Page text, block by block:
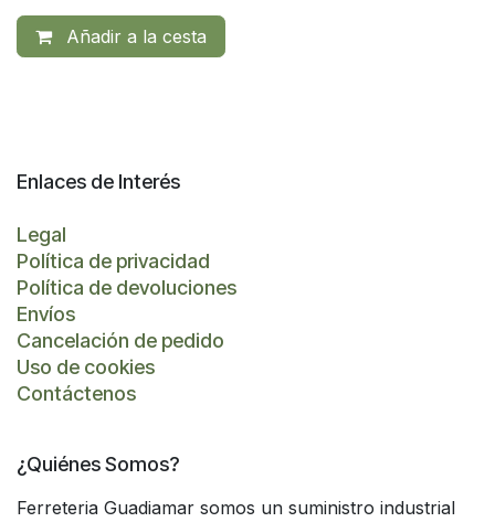
Añadir a la cesta
Enlaces de Interés
Legal
Política de privacidad
Política de devoluciones
Envíos
Cancelación de pedido
Uso de cookies
Contáctenos
¿Quiénes Somos?
Ferreteria Guadiamar somos un suministro industrial